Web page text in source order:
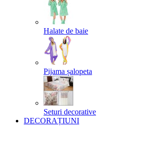
Halate de baie
Pijama șalopeta
Seturi decorative
DECORAȚIUNI